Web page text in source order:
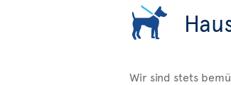
Wir sind stets